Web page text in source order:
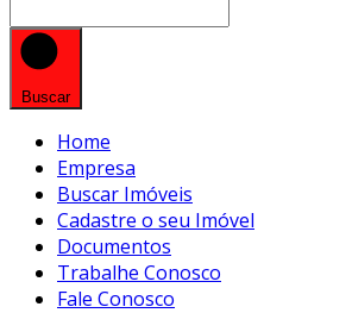
Buscar
Home
Empresa
Buscar Imóveis
Cadastre o seu Imóvel
Documentos
Trabalhe Conosco
Fale Conosco